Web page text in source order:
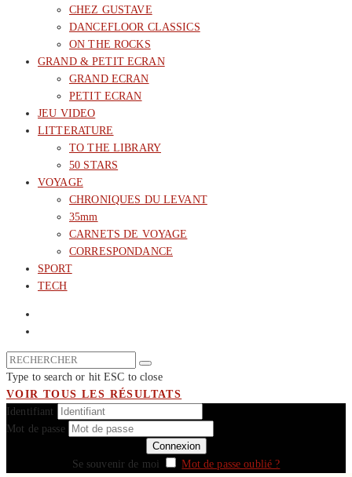
CHEZ GUSTAVE
DANCEFLOOR CLASSICS
ON THE ROCKS
GRAND & PETIT ECRAN
GRAND ECRAN
PETIT ECRAN
JEU VIDEO
LITTERATURE
TO THE LIBRARY
50 STARS
VOYAGE
CHRONIQUES DU LEVANT
35mm
CARNETS DE VOYAGE
CORRESPONDANCE
SPORT
TECH
Type to search or hit ESC to close
VOIR TOUS LES RÉSULTATS
Identifiant
Mot de passe
Se souvenir de moi Mot de passe oublié ?